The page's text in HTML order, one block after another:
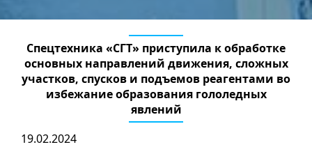
Спецтехника «СГТ» приступила к обработке
основных направлений движения, сложных
участков, спусков и подъемов реагентами во
избежание образования гололедных
явлений
19.02.2024